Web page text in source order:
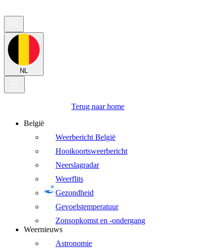
NL
Terug naar home
België
Weerbericht België
Hooikoortsweerbericht
Neerslagradar
Weerflits
Gezondheid
Gevoelstemperatuur
Zonsopkomst en -ondergang
Weernieuws
Astronomie